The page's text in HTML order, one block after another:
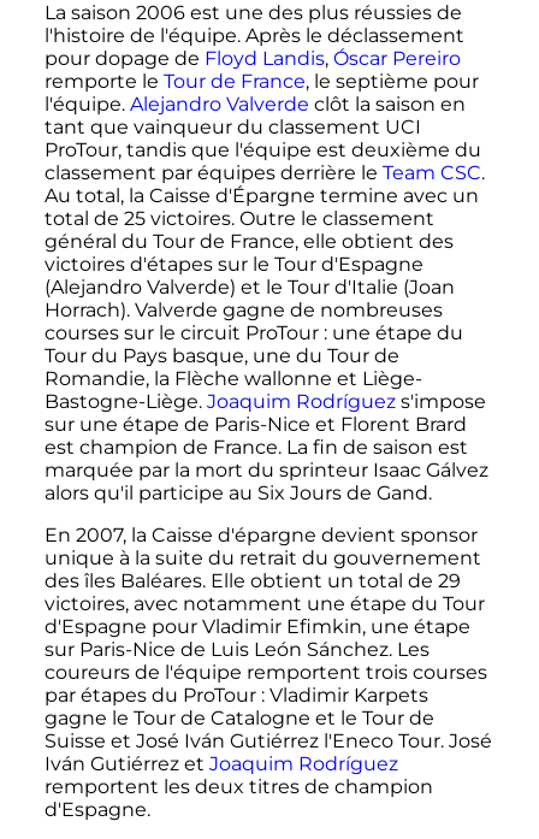
La saison 2006 est une des plus réussies de
l'histoire de l'équipe. Après le déclassement
pour dopage de Floyd Landis, Óscar Pereiro
remporte le Tour de France, le septième pour
l'équipe. Alejandro Valverde clôt la saison en
tant que vainqueur du classement UCI
ProTour, tandis que l'équipe est deuxième du
classement par équipes derrière le Team CSC.
Au total, la Caisse d'Épargne termine avec un
total de 25 victoires. Outre le classement
général du Tour de France, elle obtient des
victoires d'étapes sur le Tour d'Espagne
(Alejandro Valverde) et le Tour d'Italie (Joan
Horrach). Valverde gagne de nombreuses
courses sur le circuit ProTour : une étape du
Tour du Pays basque, une du Tour de
Romandie, la Flèche wallonne et Liège-
Bastogne-Liège. Joaquim Rodríguezs'impose
sur une étape de Paris-Nice et Florent Brard
est champion de France. La fin de saison est
marquée par la mort du sprinteur Isaac Gálvez
alors qu'il participe au Six Jours de Gand.
En 2007, la Caisse d'épargne devient sponsor
unique à la suite du retrait du gouvernement
des îles Baléares. Elle obtient un total de 29
victoires, avec notamment une étape du Tour
d'Espagne pour Vladimir Efimkin, une étape
sur Paris-Nice de Luis León Sánchez. Les
coureurs de l'équipe remportent trois courses
par étapes du ProTour : Vladimir Karpets
gagne le Tour de Catalogne et le Tour de
Suisse et José Iván Gutiérrez l'Eneco Tour. José
Iván Gutiérrez et Joaquim Rodríguez
remportent les deux titres de champion
d'Espagne.